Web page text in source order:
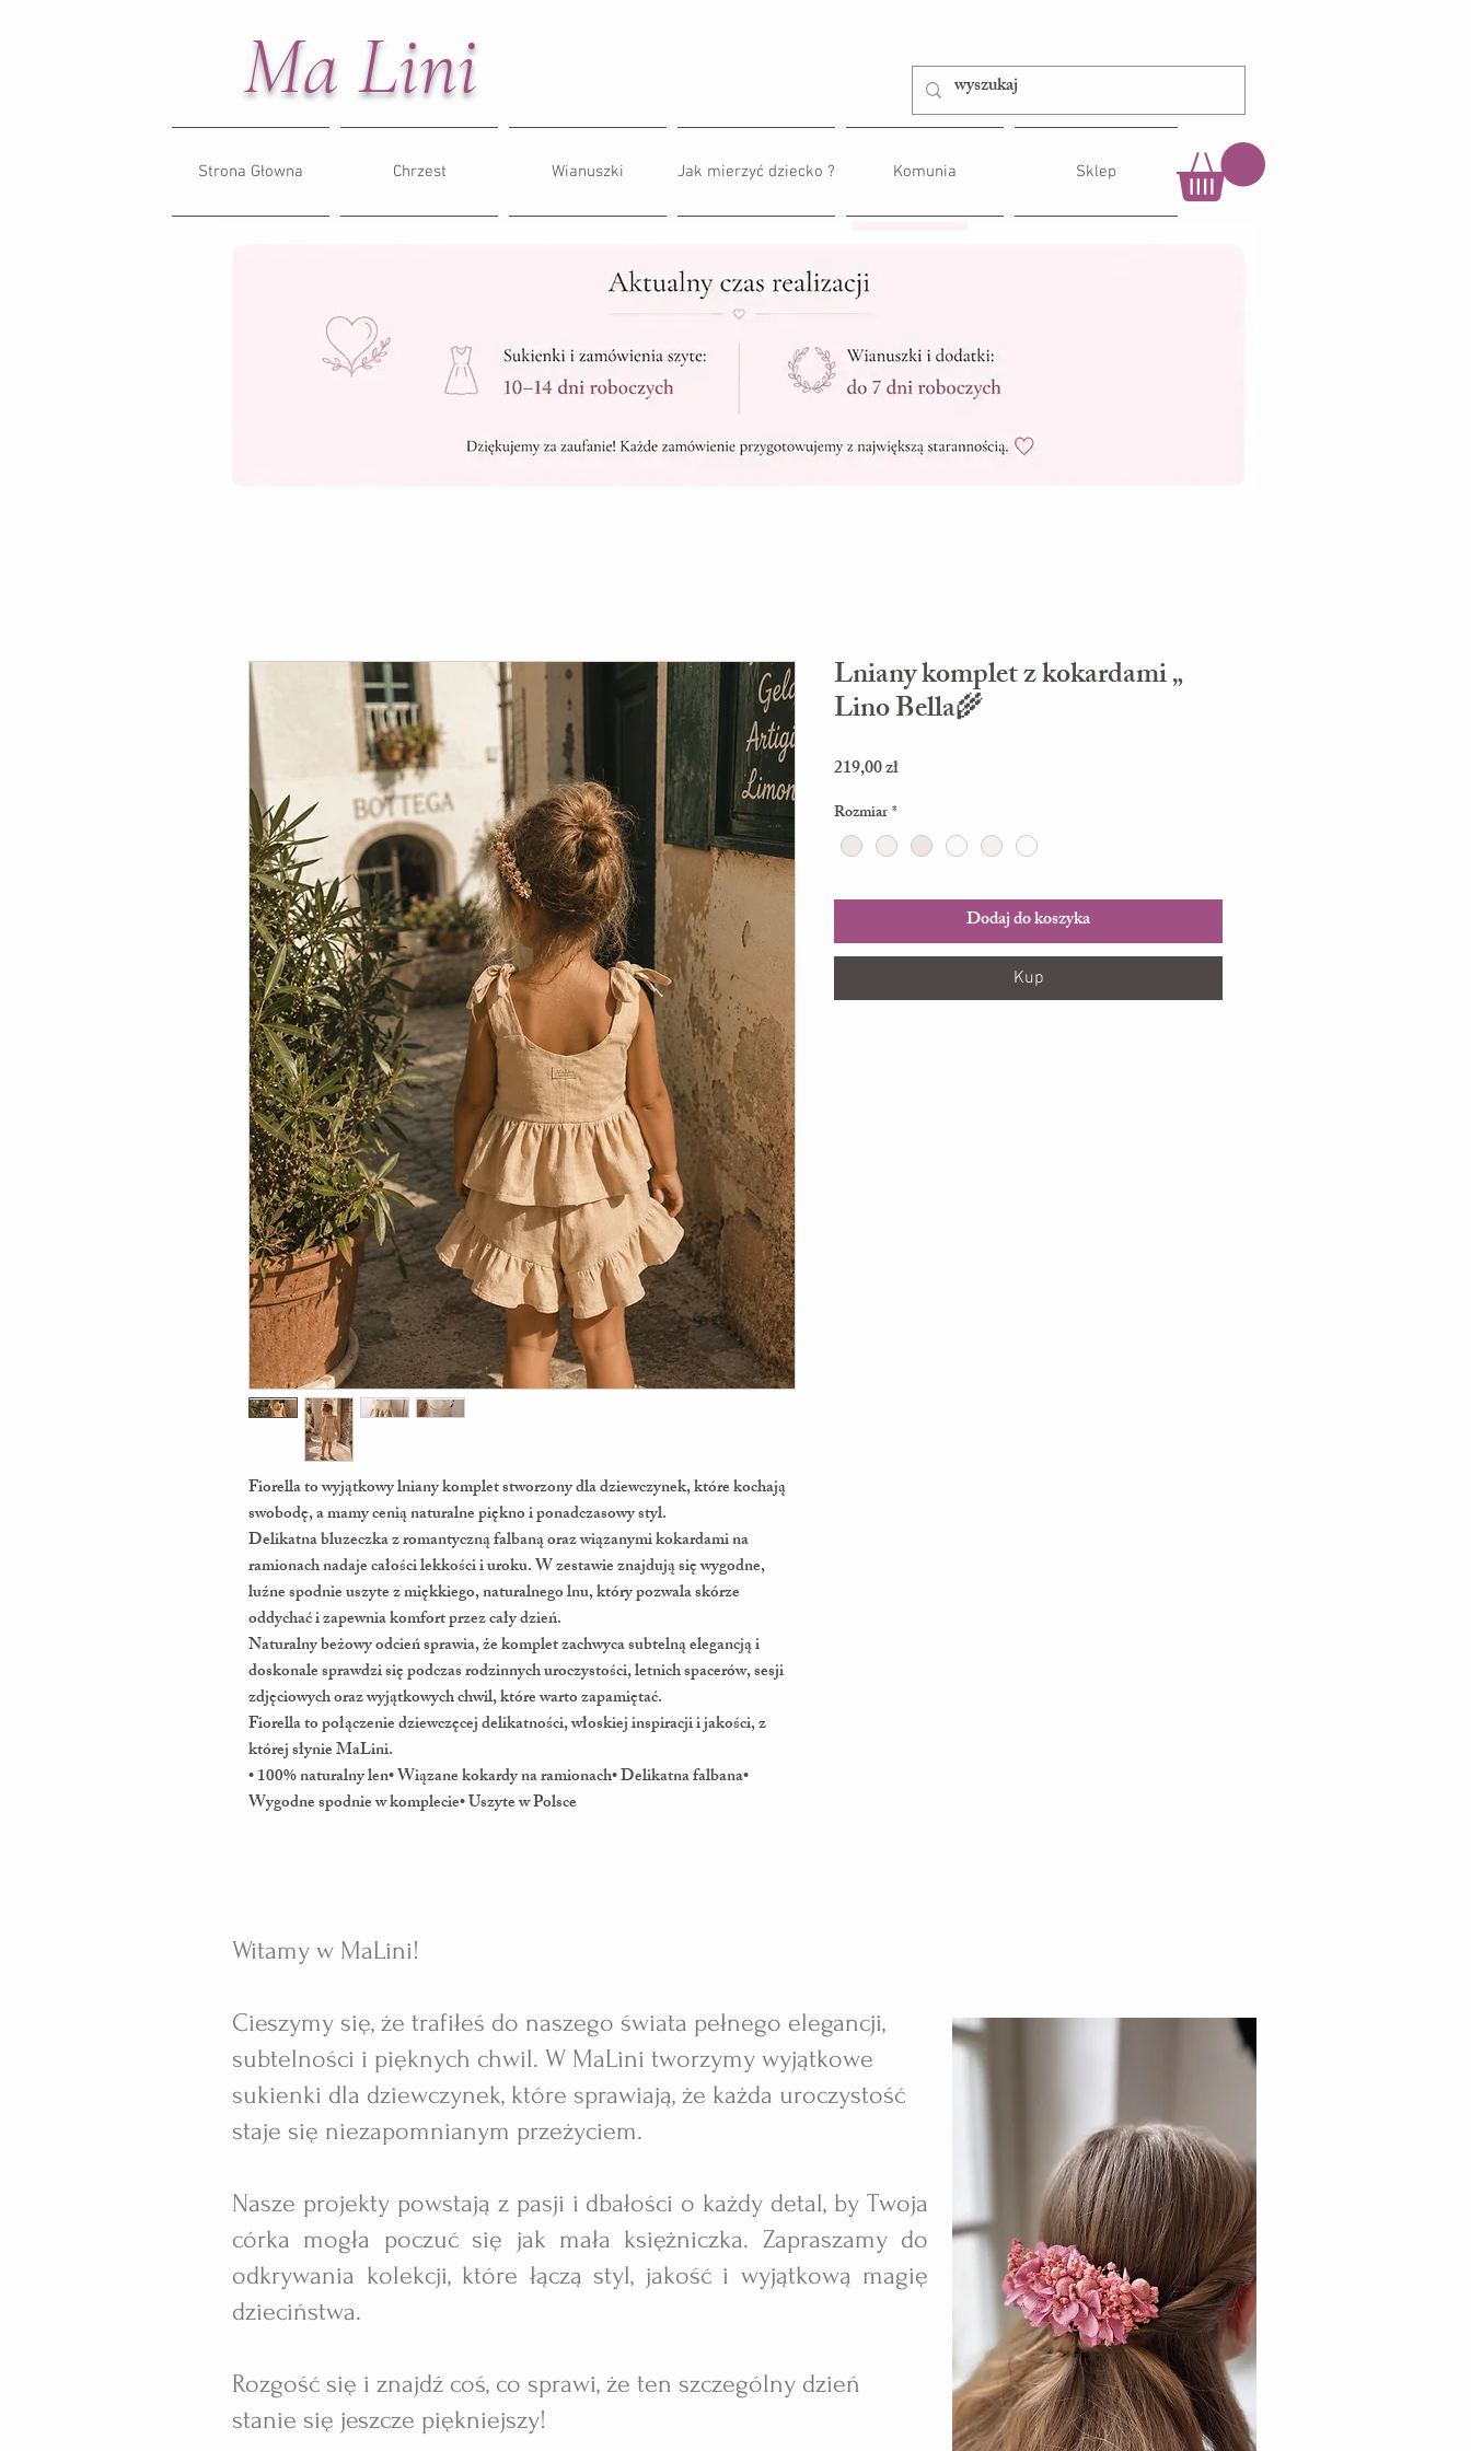
Ma Lini
Strona Głowna Chrzest Wianuszki Jak mierzyć dziecko ? Komunia Sklep
Fiorella to wyjątkowy lniany komplet stworzony dla dziewczynek, które kochają
swobodę, a mamy cenią naturalne piękno i ponadczasowy styl.
Delikatna bluzeczka z romantyczną falbaną oraz wiązanymi kokardami na
ramionach nadaje całości lekkości i uroku. W zestawie znajdują się wygodne,
luźne spodnie uszyte z miękkiego, naturalnego lnu, który pozwala skórze
oddychać i zapewnia komfort przez cały dzień.
Naturalny beżowy odcień sprawia, że komplet zachwyca subtelną elegancją i
doskonale sprawdzi się podczas rodzinnych uroczystości, letnich spacerów, sesji
zdjęciowych oraz wyjątkowych chwil, które warto zapamiętać.
Fiorella to połączenie dziewczęcej delikatności, włoskiej inspiracji i jakości, z
której słynie MaLini.
• 100% naturalny len• Wiązane kokardy na ramionach• Delikatna falbana•
Wygodne spodnie w komplecie• Uszyte w Polsce
Lniany komplet z kokardami „
Lino Bella🌾
219,00 złCena
Rozmiar*
Dodaj do koszyka
Kup
Witamy w MaLini!
Cieszymy się, że trafiłeś do naszego świata pełnego elegancji,
subtelności i pięknych chwil. W MaLini tworzymy wyjątkowe
sukienki dla dziewczynek, które sprawiają, że każda uroczystość
staje się niezapomnianym przeżyciem.
Nasze projekty powstają z pasji i dbałości o każdy detal, by Twoja
córka mogła poczuć się jak mała księżniczka. Zapraszamy do
odkrywania kolekcji, które łączą styl, jakość i wyjątkową magię
dzieciństwa.
Rozgość się i znajdź coś, co sprawi, że ten szczególny dzień
stanie się jeszcze piękniejszy!